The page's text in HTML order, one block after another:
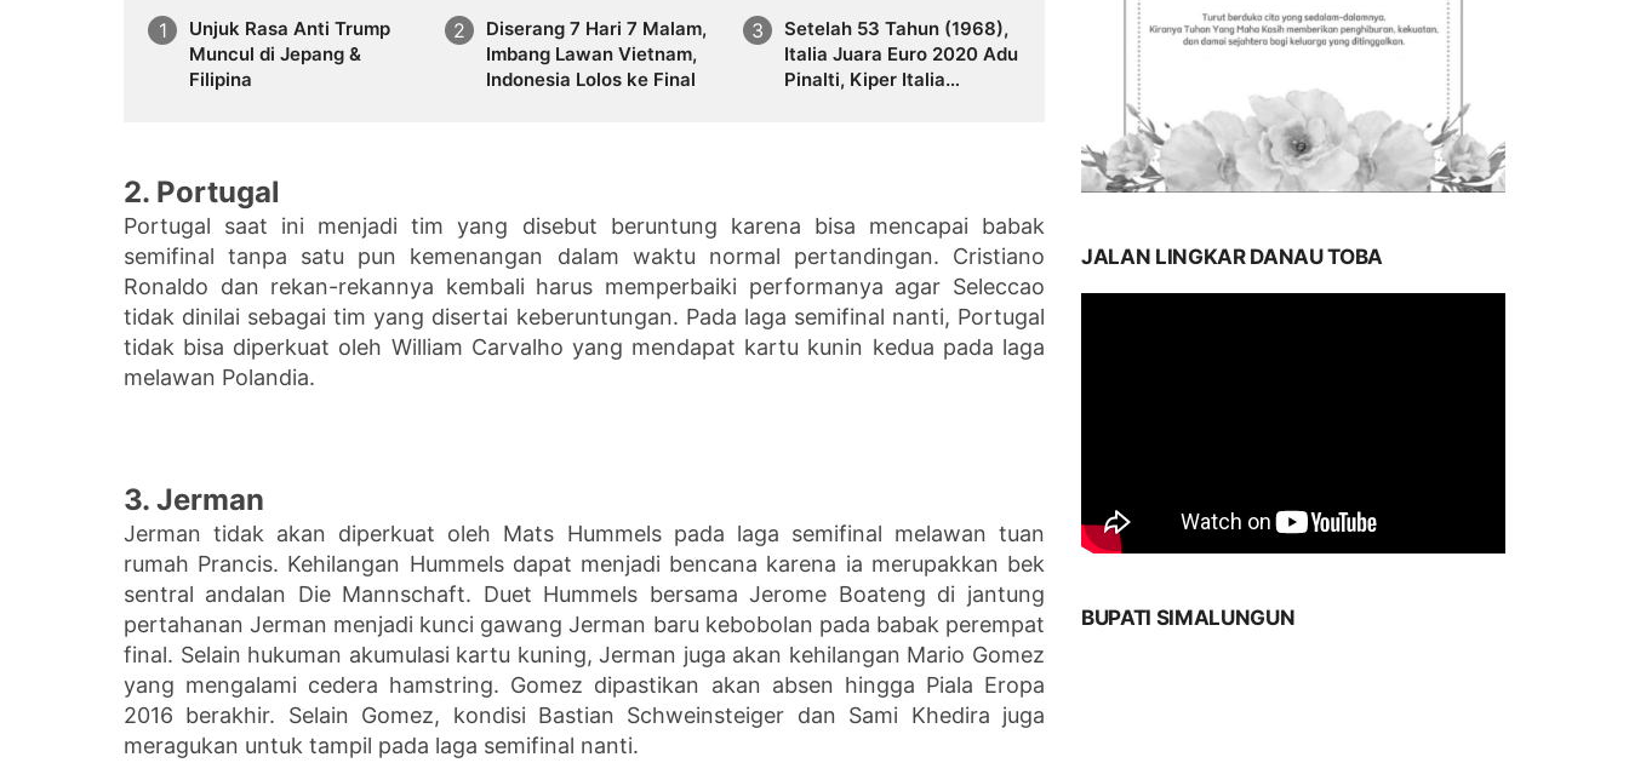
Unjuk Rasa Anti Trump
Muncul di Jepang &
Filipina
Diserang 7 Hari 7 Malam,
Imbang Lawan Vietnam,
Indonesia Lolos ke Final
Setelah 53 Tahun (1968),
Italia Juara Euro 2020 Adu
Pinalti, Kiper Italia
2. Portugal
Portugal saat ini menjadi tim yang disebut beruntung karena bisa mencapai babak
semifinal tanpa satu pun kemenangan dalam waktu normal pertandingan. Cristiano
Ronaldo dan rekan-rekannya kembali harus memperbaiki performanya agar Seleccao
tidak dinilai sebagai tim yang disertai keberuntungan. Pada laga semifinal nanti, Portugal
tidak bisa diperkuat oleh William Carvalho yang mendapat kartu kunin kedua pada laga
melawan Polandia.
3. Jerman
Jerman tidak akan diperkuat oleh Mats Hummels pada laga semifinal melawan tuan
rumah Prancis. Kehilangan Hummels dapat menjadi bencana karena ia merupakkan bek
sentral andalan Die Mannschaft. Duet Hummels bersama Jerome Boateng di jantung
pertahanan Jerman menjadi kunci gawang Jerman baru kebobolan pada babak perempat
final. Selain hukuman akumulasi kartu kuning, Jerman juga akan kehilangan Mario Gomez
yang mengalami cedera hamstring. Gomez dipastikan akan absen hingga Piala Eropa
2016 berakhir. Selain Gomez, kondisi Bastian Schweinsteiger dan Sami Khedira juga
meragukan untuk tampil pada laga semifinal nanti.
JALAN LINGKAR DANAU TOBA
BUPATI SIMALUNGUN